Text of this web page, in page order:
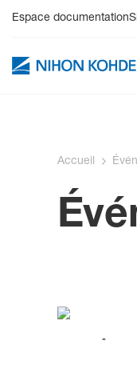
Espace documentation
Accueil
-